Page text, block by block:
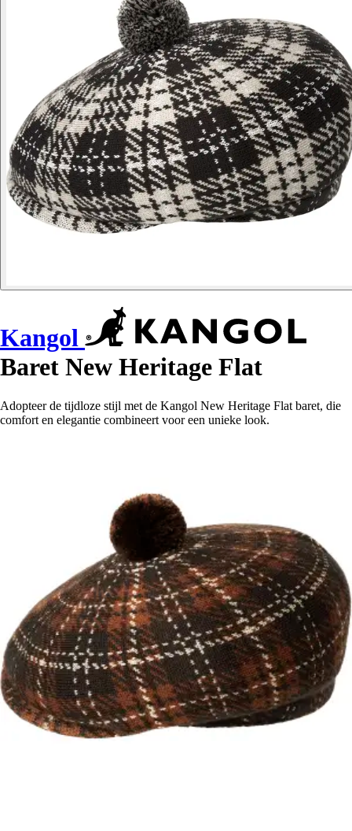
Kangol
Baret New Heritage Flat
Adopteer de tijdloze stijl met de Kangol New Heritage Flat baret, die
comfort en elegantie combineert voor een unieke look.